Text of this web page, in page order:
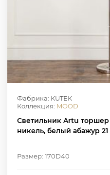
Фабрика: KUTEK
Коллекция: MOOD
Светильник Artu
никель, белый абажур 21
Размер: 170D40